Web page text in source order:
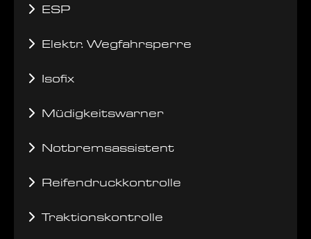
ESP
Elektr. Wegfahrsperre
Isofix
Müdigkeitswarner
Notbremsassistent
Reifendruckkontrolle
Traktionskontrolle